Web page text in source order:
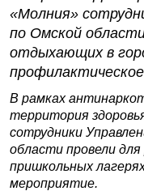
«Молния»
по Омской
отдыхающих в
В рамках
территория
сотрудники
области провели
пришкольных
мероприятие.